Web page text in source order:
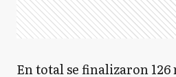
En total se finalizaron 126